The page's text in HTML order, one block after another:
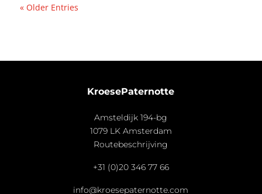
« Older Entries
KroesePaternotte
Amsteldijk 194-bg
1079 LK Amsterdam
Routebeschrijving
+31 (0)20 346 77 66
info@kroesepaternotte.com